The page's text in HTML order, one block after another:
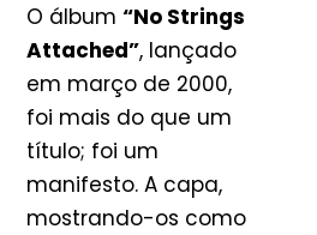
O álbum “No Strings
Attached”, lançado
em março de 2000,
foi mais do que um
título; foi um
manifesto. A capa,
mostrando-os como